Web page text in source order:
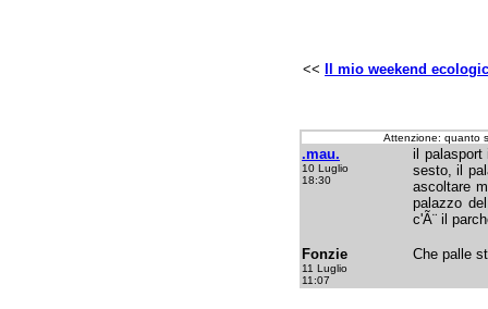
<< Il mio weekend
Attenzione: quanto
.mau.
10 Luglio
18:30
il palasport
sesto, il
ascoltare
palazzo
c'Ã¨ il
Fonzie
11 Luglio
11:07
Che palle